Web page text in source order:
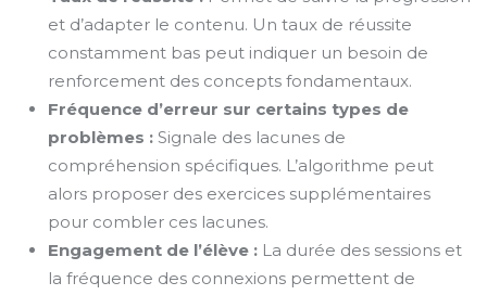
et d’adapter le contenu. Un taux de réussite
constamment bas peut indiquer un besoin de
renforcement des concepts fondamentaux.
Fréquence d’erreur sur certains types de
problèmes : Signale des lacunes de
compréhension spécifiques. L’algorithme peut
alors proposer des exercices supplémentaires
pour combler ces lacunes.
Engagement de l’élève : La durée des sessions et
la fréquence des connexions permettent de